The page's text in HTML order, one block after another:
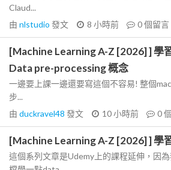
Claud...
由 nlstudio 發文 8 小時前 0個留言
[Machine Learning A-Z [2026] ] 學
Data pre-processing 概念
一邊要上課一邊還要寫這個不容易! 整個
步...
由 duckravel48 發文 10 小時前 0
[Machine Learning A-Z [2026] ] 學
這個系列文章是Udemy上的課程延伸，因